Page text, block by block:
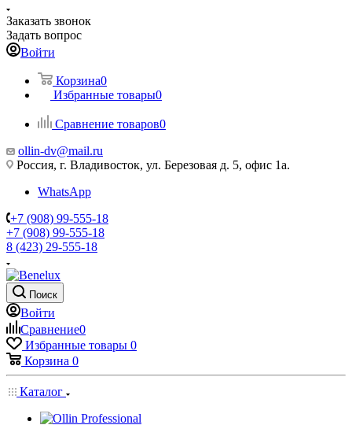
Заказать звонок
Задать вопрос
Войти
Корзина0
Избранные товары0
Сравнение товаров0
ollin-dv@mail.ru
Россия, г. Владивосток, ул. Березовая д. 5, офис 1а.
WhatsApp
+7 (908) 99-555-18
+7 (908) 99-555-18
8 (423) 29-555-18
Поиск
Войти
Сравнение0
Избранные товары 0
Корзина 0
Каталог